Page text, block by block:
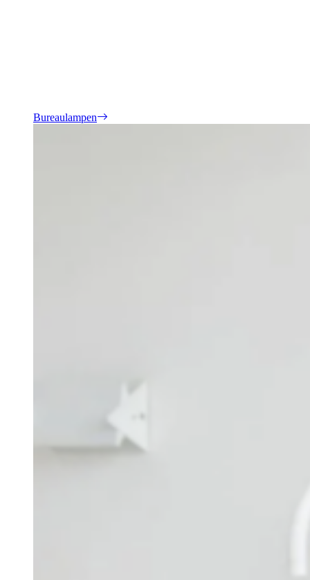
Bureaulampen